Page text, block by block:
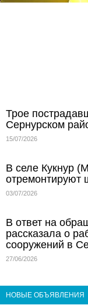
Трое
Сернурском
15/07/2026
В селе Кукнур
отремонтируют
03/07/2026
В ответ на
рассказала о
сооружений в
27/06/2026
НОВЫЕ ОБЪЯВЛЕНИЯ